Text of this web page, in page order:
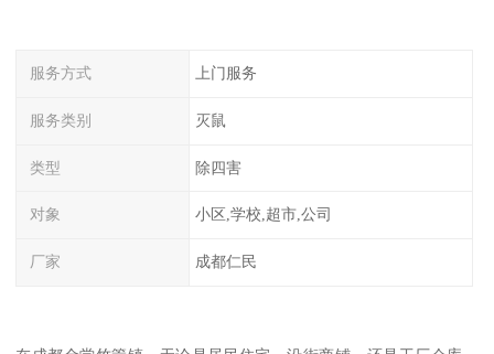
服务方式 上门服务
服务类别 灭鼠
类型 除四害
对象 小区,学校,超市,公司
厂家 成都仁民